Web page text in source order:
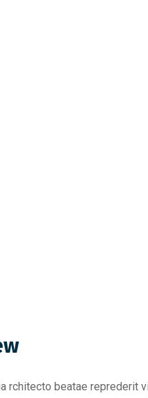
rchitecto beatae reprederit